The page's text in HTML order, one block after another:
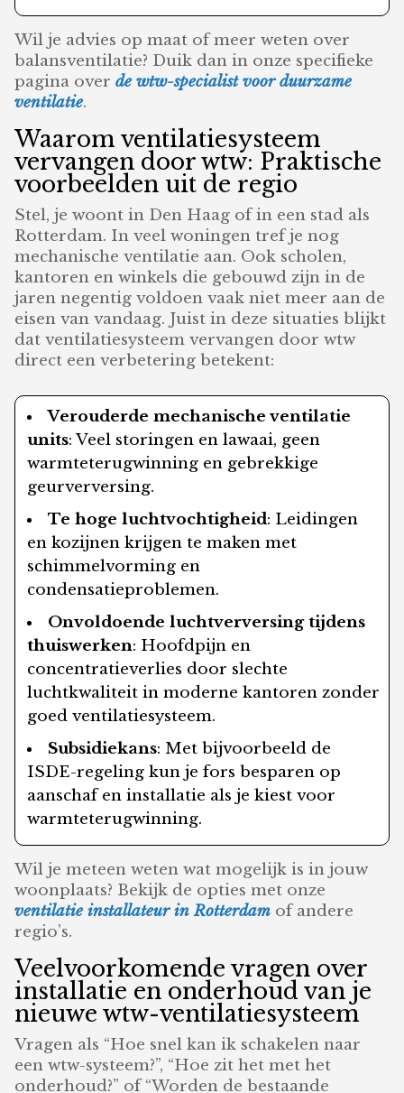
Wil je advies op maat of meer weten over
balansventilatie? Duik dan in onze specifieke
pagina overde wtw-specialist voor duurzame
ventilatie.
Waarom ventilatiesysteem
vervangen door wtw: Praktische
voorbeelden uit de regio
Stel, je woont in Den Haag of in een stad als
Rotterdam. In veel woningen tref je nog
mechanische ventilatie aan. Ook scholen,
kantoren en winkels die gebouwd zijn in de
jaren negentig voldoen vaak niet meer aan de
eisen van vandaag. Juist in deze situaties blijkt
dat ventilatiesysteem vervangen door wtw
direct een verbetering betekent:
Verouderde mechanische ventilatie
units: Veel storingen en lawaai, geen
warmteterugwinning en gebrekkige
geurverversing.
Te hoge luchtvochtigheid: Leidingen
en kozijnen krijgen te maken met
schimmelvorming en
condensatieproblemen.
Onvoldoende luchtverversing tijdens
thuiswerken: Hoofdpijn en
concentratieverlies door slechte
luchtkwaliteit in moderne kantoren zonder
goed ventilatiesysteem.
Subsidiekans: Met bijvoorbeeld de
ISDE-regeling kun je fors besparen op
aanschaf en installatie als je kiest voor
warmteterugwinning.
Wil je meteen weten wat mogelijk is in jouw
woonplaats? Bekijk de opties met onze
ventilatie installateur in Rotterdam of andere
regio’s.
Veelvoorkomende vragen over
installatie en onderhoud van je
nieuwe wtw-ventilatiesysteem
Vragen als “Hoe snel kan ik schakelen naar
een wtw-systeem?”, “Hoe zit het met het
onderhoud?” of “Worden de bestaande